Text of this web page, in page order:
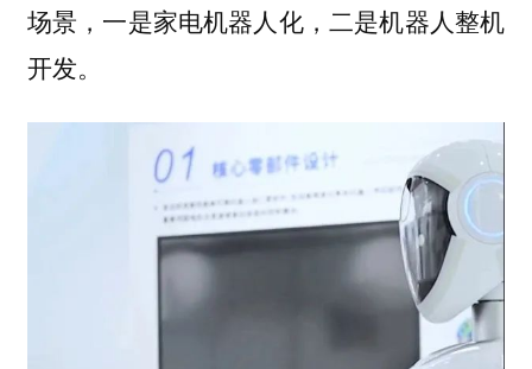
场景，一是家电机器人化，二是机器人整机
开发。